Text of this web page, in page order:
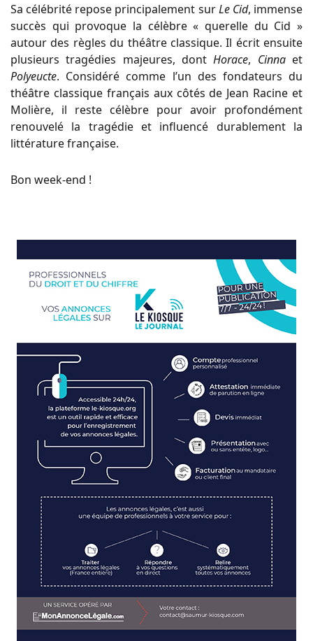
Sa célébrité repose principalement surLe Cid, immense
succès qui provoque la célèbre « querelle du Cid »
autour des règles du théâtre classique. Il écrit ensuite
plusieurs tragédies majeures, dontHorace, Cinnaet
Polyeucte. Considéré comme l’un des fondateurs du
théâtre classique français aux côtés de Jean Racine et
Molière, il reste célèbre pour avoir profondément
renouvelé la tragédie et influencé durablement la
littérature française.
Bon week-end !